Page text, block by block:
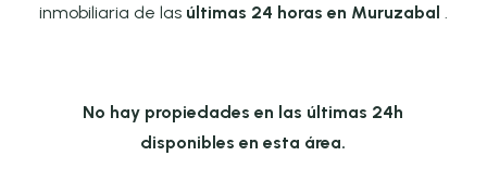
inmobiliaria de las últimas 24 horas en Muruzabal
No hay propiedades en las últimas 24h
disponibles en esta área.